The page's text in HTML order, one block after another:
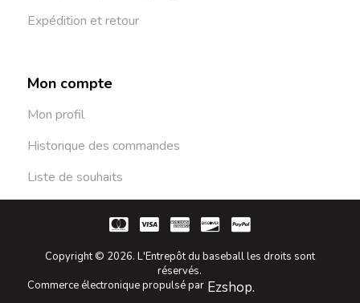
Expédition et retour
Mon compte
Mon profil
Historique des commandes
Liste de souhaits
Copyright © 2026. L'Entrepôt du baseball les droits sont
réservés.
Commerce électronique propulsé par Ezshop.